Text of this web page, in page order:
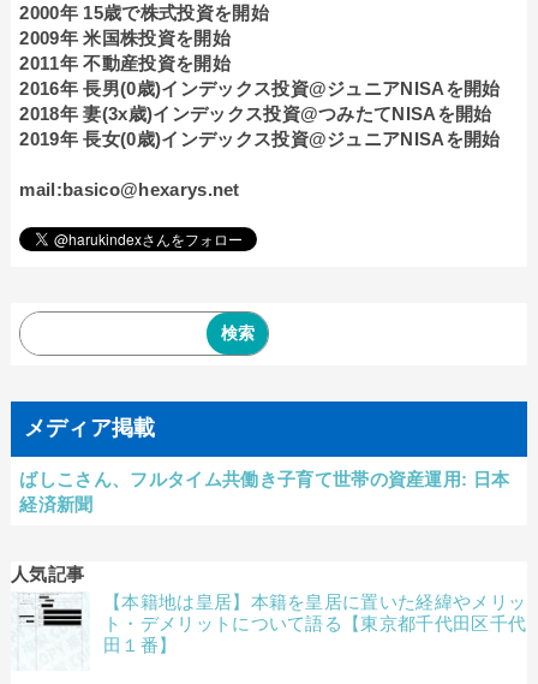
2000年 15歳で株式投資を開始
2009年 米国株投資を開始
2011年 不動産投資を開始
2016年 長男(0歳)インデックス投資@ジュニアNISAを開始
2018年 妻(3x歳)インデックス投資@つみたてNISAを開始
2019年 長女(0歳)インデックス投資@ジュニアNISAを開始
mail:basico@hexarys.net
メディア掲載
ばしこさん、フルタイム共働き子育て世帯の資産運用: 日本
経済新聞
人気記事
【本籍地は皇居】本籍を皇居に置いた経緯やメリッ
ト・デメリットについて語る【東京都千代田区千代
田１番】